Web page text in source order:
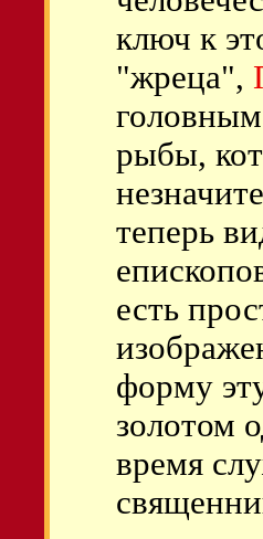
ключ к
"жреца",
рыбы,
теперь
есть
форму
золотом
время